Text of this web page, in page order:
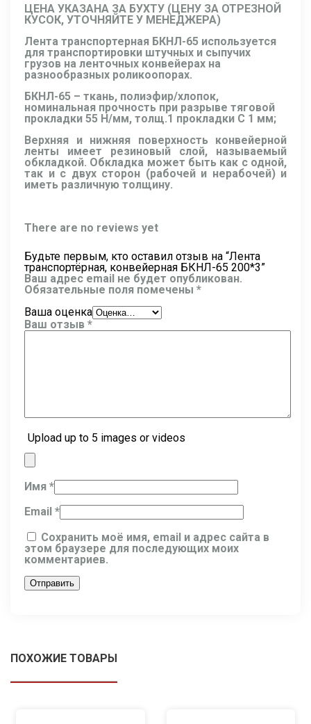
ЦЕНА УКАЗАНА ЗА БУХТУ (ЦЕНУ ЗА ОТРЕЗНОЙ
КУСОК, УТОЧНЯЙТЕ У МЕНЕДЖЕРА)
Лента транспортерная БКНЛ-65 используется
для транспортировки штучных и сыпучих
грузов на ленточных конвейерах на
разнообразных роликоопорах.
БКНЛ-65 – ткань, полиэфир/хлопок,
номинальная прочность при разрыве тяговой
прокладки 55 Н/мм, толщ.1 прокладки C 1 мм;
Верхняя и нижняя поверхность конвейерной
ленты имеет резиновый слой, называемый
обкладкой. Обкладка может быть как с одной,
так и с двух сторон (рабочей и нерабочей) и
иметь различную толщину.
There are no reviews yet
Будьте первым, кто оставил отзыв на “Лента
транспортёрная, конвейерная БКНЛ-65 200*3”
Ваш адрес email не будет опубликован.
Обязательные поля помечены *
Ваша оценка
Ваш отзыв *
Upload up to 5 images or videos
Имя *
Email *
Сохранить моё имя, email и адрес сайта в
этом браузере для последующих моих
комментариев.
ПОХОЖИЕ ТОВАРЫ